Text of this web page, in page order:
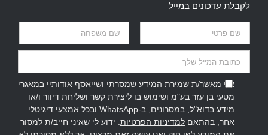
לקבלת עדכונים במייל
אני מאשר/ת שמירת המידע שמסרתי ושייאסף אודותיי במאגרי
מטעי בן עזר בע"מ ושימוש בו ליצירת קשר ושליחת דיוור ו/או
מידע בדוא"ל, במסרונים, ב-WhatsApp ובכל אמצעי דיגיטלי
אחר, בהתאם למדיניות הפרטיות . ידוע לי שאיני חייב/ת למסור